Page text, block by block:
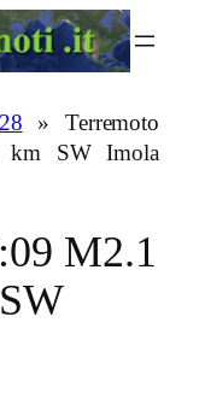
28 » Terremoto
km SW Imola
M2.1